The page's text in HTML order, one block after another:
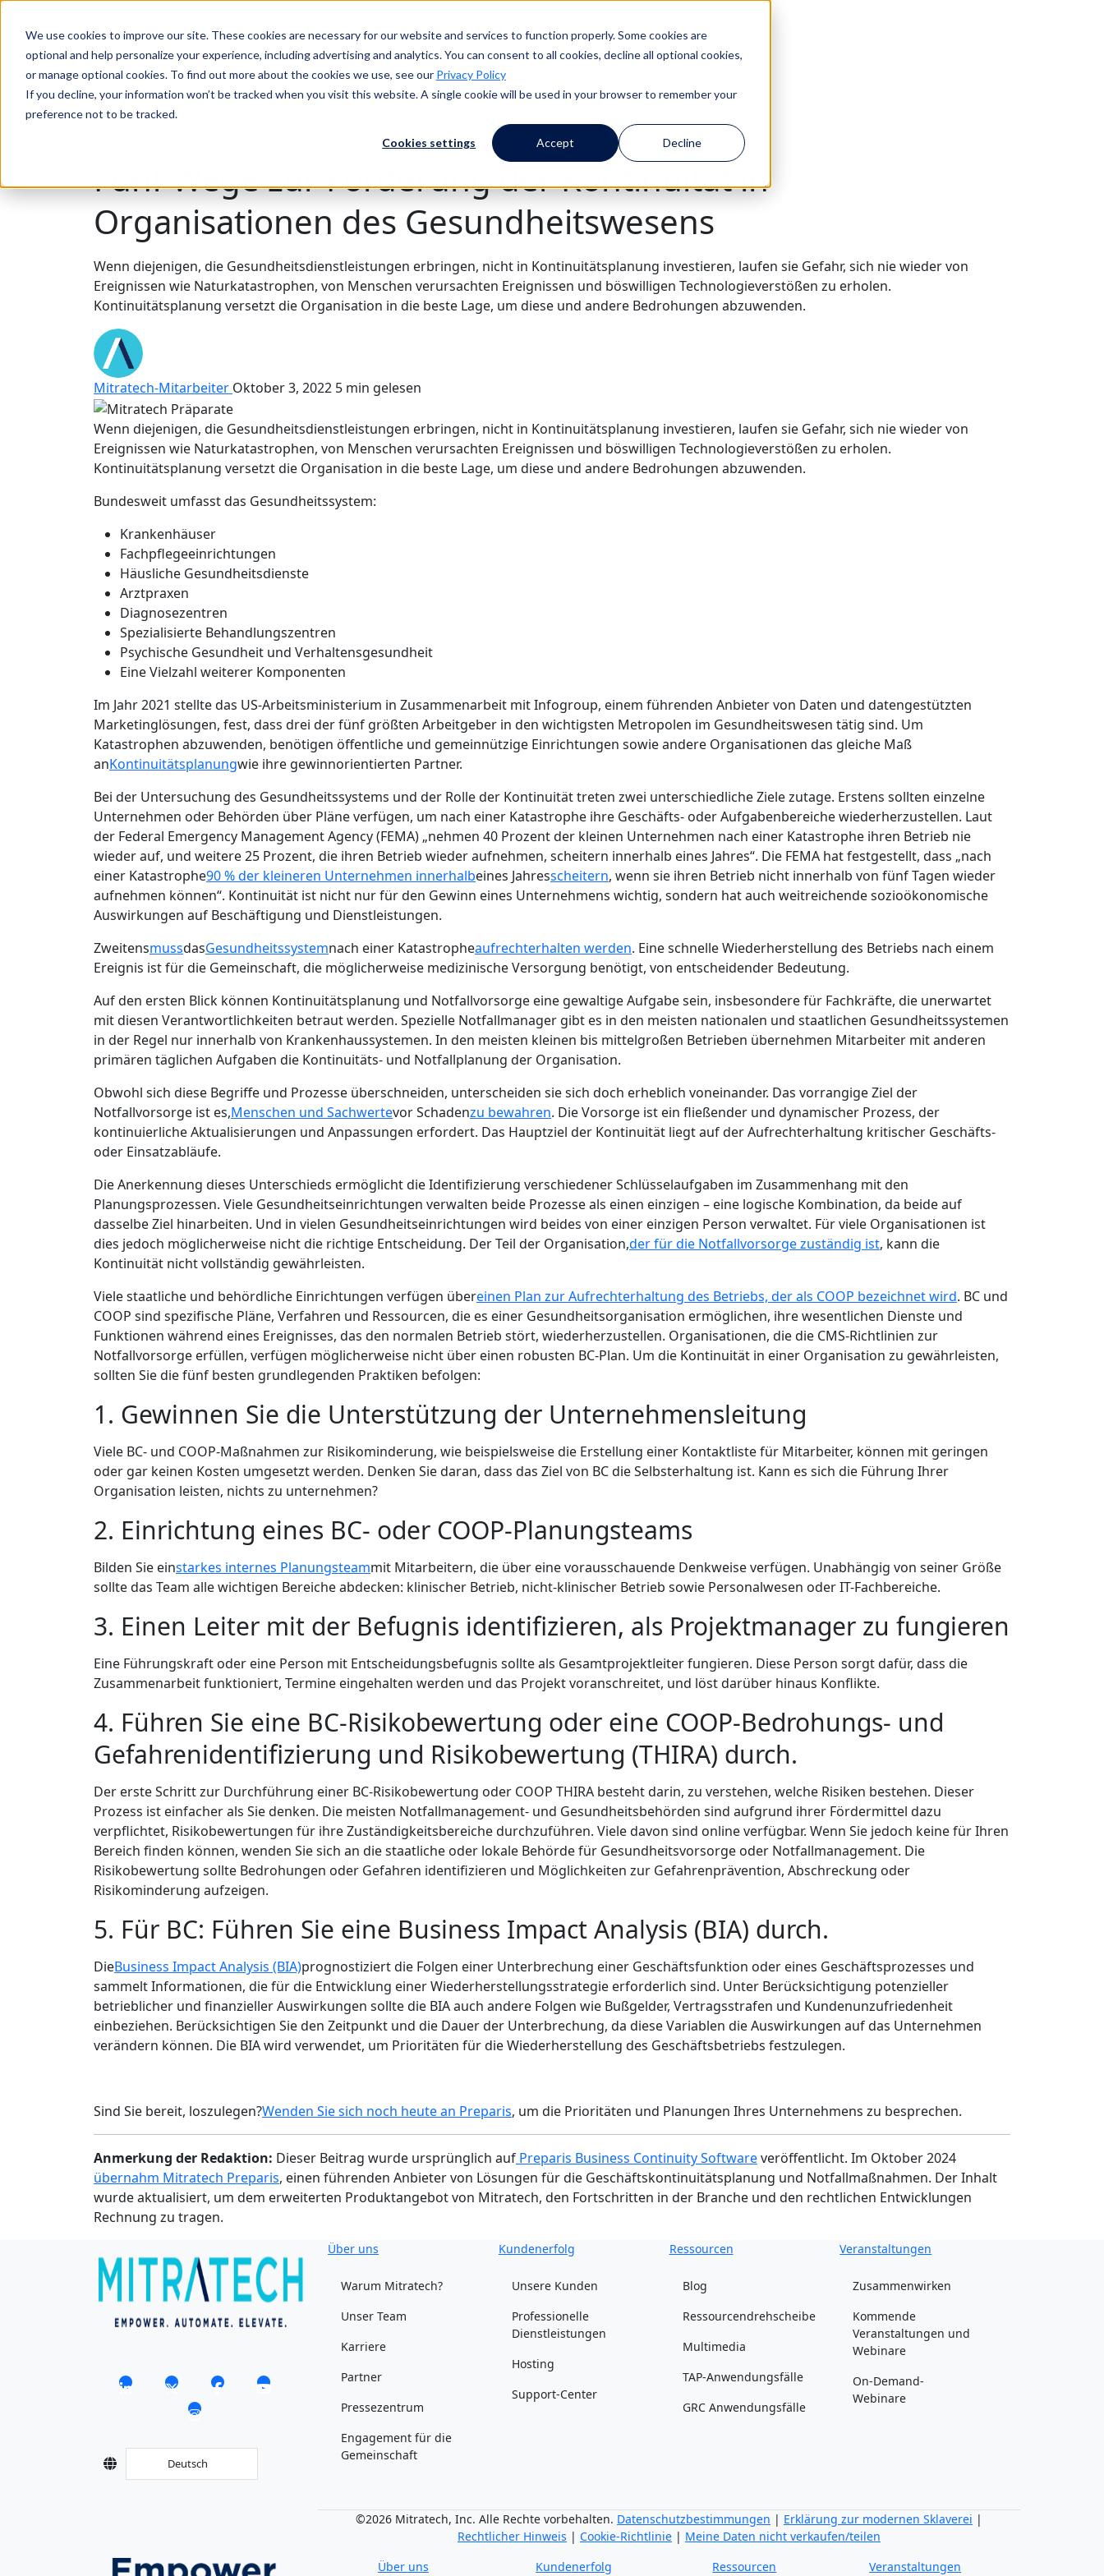
We use cookies to improve our site. These cookies are necessary for our website and services to function properly. Some cookies are
optional and help personalize your experience, including advertising and analytics. You can consent to all cookies, decline all optional cookies,
or manage optional cookies. To find out more about the cookies we use, see our Privacy Policy
If you decline, your information won’t be tracked when you visit this website. A single cookie will be used in your browser to remember your
preference not to be tracked.
Cookies settings Accept Decline
Suche
Suche
Fünf Wege zur Förderung der Kontinuität in
Organisationen des Gesundheitswesens
Wenn diejenigen, die Gesundheitsdienstleistungen erbringen, nicht in Kontinuitätsplanung investieren, laufen sie Gefahr, sich nie wieder von
Ereignissen wie Naturkatastrophen, von Menschen verursachten Ereignissen und böswilligen Technologieverstößen zu erholen.
Kontinuitätsplanung versetzt die Organisation in die beste Lage, um diese und andere Bedrohungen abzuwenden.
Mitratech-Mitarbeiter Oktober 3, 2022 5 min gelesen
Wenn diejenigen, die Gesundheitsdienstleistungen erbringen, nicht in Kontinuitätsplanung investieren, laufen sie Gefahr, sich nie wieder von
Ereignissen wie Naturkatastrophen, von Menschen verursachten Ereignissen und böswilligen Technologieverstößen zu erholen.
Kontinuitätsplanung versetzt die Organisation in die beste Lage, um diese und andere Bedrohungen abzuwenden.
Bundesweit umfasst das Gesundheitssystem:
Krankenhäuser
Fachpflegeeinrichtungen
Häusliche Gesundheitsdienste
Arztpraxen
Diagnosezentren
Spezialisierte Behandlungszentren
Psychische Gesundheit und Verhaltensgesundheit
Eine Vielzahl weiterer Komponenten
Im Jahr 2021 stellte das US-Arbeitsministerium in Zusammenarbeit mit Infogroup, einem führenden Anbieter von Daten und datengestützten
Marketinglösungen, fest, dass drei der fünf größten Arbeitgeber in den wichtigsten Metropolen im Gesundheitswesen tätig sind. Um
Katastrophen abzuwenden, benötigen öffentliche und gemeinnützige Einrichtungen sowie andere Organisationen das gleiche Maß
anKontinuitätsplanungwie ihre gewinnorientierten Partner.
Bei der Untersuchung des Gesundheitssystems und der Rolle der Kontinuität treten zwei unterschiedliche Ziele zutage. Erstens sollten einzelne
Unternehmen oder Behörden über Pläne verfügen, um nach einer Katastrophe ihre Geschäfts- oder Aufgabenbereiche wiederherzustellen. Laut
der Federal Emergency Management Agency (FEMA) „nehmen 40 Prozent der kleinen Unternehmen nach einer Katastrophe ihren Betrieb nie
wieder auf, und weitere 25 Prozent, die ihren Betrieb wieder aufnehmen, scheitern innerhalb eines Jahres“. Die FEMA hat festgestellt, dass „nach
einer Katastrophe90 % der kleineren Unternehmen innerhalbeines Jahresscheitern, wenn sie ihren Betrieb nicht innerhalb von fünf Tagen wieder
aufnehmen können“. Kontinuität ist nicht nur für den Gewinn eines Unternehmens wichtig, sondern hat auch weitreichende sozioökonomische
Auswirkungen auf Beschäftigung und Dienstleistungen.
ZweitensmussdasGesundheitssystemnach einer Katastropheaufrechterhalten werden. Eine schnelle Wiederherstellung des Betriebs nach einem
Ereignis ist für die Gemeinschaft, die möglicherweise medizinische Versorgung benötigt, von entscheidender Bedeutung.
Auf den ersten Blick können Kontinuitätsplanung und Notfallvorsorge eine gewaltige Aufgabe sein, insbesondere für Fachkräfte, die unerwartet
mit diesen Verantwortlichkeiten betraut werden. Spezielle Notfallmanager gibt es in den meisten nationalen und staatlichen Gesundheitssystemen
in der Regel nur innerhalb von Krankenhaussystemen. In den meisten kleinen bis mittelgroßen Betrieben übernehmen Mitarbeiter mit anderen
primären täglichen Aufgaben die Kontinuitäts- und Notfallplanung der Organisation.
Obwohl sich diese Begriffe und Prozesse überschneiden, unterscheiden sie sich doch erheblich voneinander. Das vorrangige Ziel der
Notfallvorsorge ist es,Menschen und Sachwertevor Schadenzu bewahren. Die Vorsorge ist ein fließender und dynamischer Prozess, der
kontinuierliche Aktualisierungen und Anpassungen erfordert. Das Hauptziel der Kontinuität liegt auf der Aufrechterhaltung kritischer Geschäfts-
oder Einsatzabläufe.
Die Anerkennung dieses Unterschieds ermöglicht die Identifizierung verschiedener Schlüsselaufgaben im Zusammenhang mit den
Planungsprozessen. Viele Gesundheitseinrichtungen verwalten beide Prozesse als einen einzigen – eine logische Kombination, da beide auf
dasselbe Ziel hinarbeiten. Und in vielen Gesundheitseinrichtungen wird beides von einer einzigen Person verwaltet. Für viele Organisationen ist
dies jedoch möglicherweise nicht die richtige Entscheidung. Der Teil der Organisation,der für die Notfallvorsorge zuständig ist, kann die
Kontinuität nicht vollständig gewährleisten.
Viele staatliche und behördliche Einrichtungen verfügen übereinen Plan zur Aufrechterhaltung des Betriebs, der als COOP bezeichnet wird. BC und
COOP sind spezifische Pläne, Verfahren und Ressourcen, die es einer Gesundheitsorganisation ermöglichen, ihre wesentlichen Dienste und
Funktionen während eines Ereignisses, das den normalen Betrieb stört, wiederherzustellen. Organisationen, die die CMS-Richtlinien zur
Notfallvorsorge erfüllen, verfügen möglicherweise nicht über einen robusten BC-Plan. Um die Kontinuität in einer Organisation zu gewährleisten,
sollten Sie die fünf besten grundlegenden Praktiken befolgen:
1. Gewinnen Sie die Unterstützung der Unternehmensleitung
Viele BC- und COOP-Maßnahmen zur Risikominderung, wie beispielsweise die Erstellung einer Kontaktliste für Mitarbeiter, können mit geringen
oder gar keinen Kosten umgesetzt werden. Denken Sie daran, dass das Ziel von BC die Selbsterhaltung ist. Kann es sich die Führung Ihrer
Organisation leisten, nichts zu unternehmen?
2. Einrichtung eines BC- oder COOP-Planungsteams
Bilden Sie einstarkes internes Planungsteammit Mitarbeitern, die über eine vorausschauende Denkweise verfügen. Unabhängig von seiner Größe
sollte das Team alle wichtigen Bereiche abdecken: klinischer Betrieb, nicht-klinischer Betrieb sowie Personalwesen oder IT-Fachbereiche.
3. Einen Leiter mit der Befugnis identifizieren, als Projektmanager zu fungieren
Eine Führungskraft oder eine Person mit Entscheidungsbefugnis sollte als Gesamtprojektleiter fungieren. Diese Person sorgt dafür, dass die
Zusammenarbeit funktioniert, Termine eingehalten werden und das Projekt voranschreitet, und löst darüber hinaus Konflikte.
4. Führen Sie eine BC-Risikobewertung oder eine COOP-Bedrohungs- und
Gefahrenidentifizierung und Risikobewertung (THIRA) durch.
Der erste Schritt zur Durchführung einer BC-Risikobewertung oder COOP THIRA besteht darin, zu verstehen, welche Risiken bestehen. Dieser
Prozess ist einfacher als Sie denken. Die meisten Notfallmanagement- und Gesundheitsbehörden sind aufgrund ihrer Fördermittel dazu
verpflichtet, Risikobewertungen für ihre Zuständigkeitsbereiche durchzuführen. Viele davon sind online verfügbar. Wenn Sie jedoch keine für Ihren
Bereich finden können, wenden Sie sich an die staatliche oder lokale Behörde für Gesundheitsvorsorge oder Notfallmanagement. Die
Risikobewertung sollte Bedrohungen oder Gefahren identifizieren und Möglichkeiten zur Gefahrenprävention, Abschreckung oder
Risikominderung aufzeigen.
5. Für BC: Führen Sie eine Business Impact Analysis (BIA) durch.
DieBusiness Impact Analysis (BIA)prognostiziert die Folgen einer Unterbrechung einer Geschäftsfunktion oder eines Geschäftsprozesses und
sammelt Informationen, die für die Entwicklung einer Wiederherstellungsstrategie erforderlich sind. Unter Berücksichtigung potenzieller
betrieblicher und finanzieller Auswirkungen sollte die BIA auch andere Folgen wie Bußgelder, Vertragsstrafen und Kundenunzufriedenheit
einbeziehen. Berücksichtigen Sie den Zeitpunkt und die Dauer der Unterbrechung, da diese Variablen die Auswirkungen auf das Unternehmen
verändern können. Die BIA wird verwendet, um Prioritäten für die Wiederherstellung des Geschäftsbetriebs festzulegen.
Sind Sie bereit, loszulegen?Wenden Sie sich noch heute an Preparis, um die Prioritäten und Planungen Ihres Unternehmens zu besprechen.
Anmerkung der Redaktion: Dieser Beitrag wurde ursprünglich auf Preparis Business Continuity Softwareveröffentlicht. Im Oktober 2024
übernahm Mitratech Preparis, einen führenden Anbieter von Lösungen für die Geschäftskontinuitätsplanung und Notfallmaßnahmen. Der Inhalt
wurde aktualisiert, um dem erweiterten Produktangebot von Mitratech, den Fortschritten in der Branche und den rechtlichen Entwicklungen
Rechnung zu tragen.
Deutsch
Über uns
Warum Mitratech?
Unser Team
Karriere
Partner
Pressezentrum
Engagement für die
Gemeinschaft
Kundenerfolg
Unsere Kunden
Professionelle
Dienstleistungen
Hosting
Support-Center
Ressourcen
Blog
Ressourcendrehscheibe
Multimedia
TAP-Anwendungsfälle
GRC Anwendungsfälle
Veranstaltungen
Zusammenwirken
Kommende
Veranstaltungen und
Webinare
On-Demand-
Webinare
©2026 Mitratech, Inc. Alle Rechte vorbehalten. Datenschutzbestimmungen | Erklärung zur modernen Sklaverei |
Rechtlicher Hinweis | Cookie-Richtlinie | Meine Daten nicht verkaufen/teilen
Über uns
Kundenerfolg Ressourcen Veranstaltungen